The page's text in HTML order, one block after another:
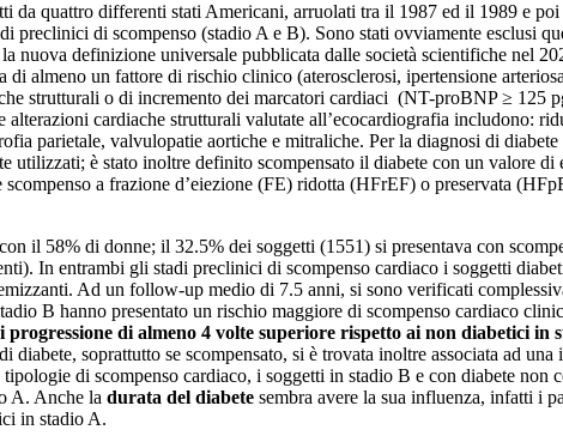
quattro differenti stati Americani, arruolati tra il 1987 ed il 1989 e
preclinici di scompenso (stadio A e B). Sono stati ovviamente esclusi
nuova definizione universale pubblicata dalle società scientifiche nel
almeno un fattore di rischio clinico (aterosclerosi, ipertensione
strutturali o di incremento dei marcatori cardiaci (NT-proBNP ≥ 125
cardiache strutturali valutate all’ecocardiografia includono:
parietale, valvulopatie aortiche e mitraliche. Per la diagnosi di
utilizzati; è stato inoltre definito scompensato il diabete con un valore
scompenso a frazione d’eiezione (FE) ridotta (HFrEF) o preservata
il 58% di donne; il 32.5% dei soggetti (1551) si presentava con
In entrambi gli stadi preclinici di scompenso cardiaco i soggetti
Ad un follow-up medio di 7.5 anni, si sono verificati
B hanno presentato un rischio maggiore di scompenso cardiaco
di almeno 4 volte superiore rispetto ai non diabetici in
diabete, soprattutto se scompensato, si è trovata inoltre associata ad
di scompenso cardiaco, i soggetti in stadio B e con diabete
A. Anche la durata del diabete sembra avere la sua influenza, infatti i
in stadio A.